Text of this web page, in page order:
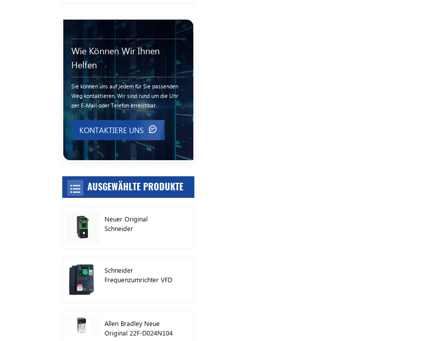
Wie Können Wir Ihnen
Helfen
Sie können uns auf jedem für Sie passenden
Weg kontaktieren. Wir sind rund um die Uhr
per E-Mail oder Telefon erreichbar.
KONTAKTIERE UNS
AUSGEWÄHLTE PRODUKTE
Neuer Original
Schneider
Schneider
Frequenzumrichter VFD
Allen Bradley Neue
Original 22F-D024N104